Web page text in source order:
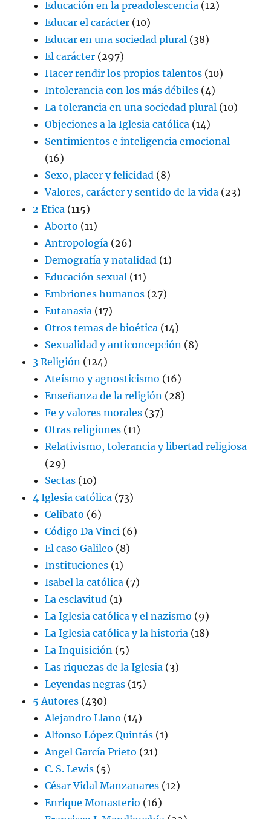
Educación en la preadolescencia (12)
Educar el carácter (10)
Educar en una sociedad plural (38)
El carácter (297)
Hacer rendir los propios talentos (10)
Intolerancia con los más débiles (4)
La tolerancia en una sociedad plural (10)
Objeciones a la Iglesia católica (14)
Sentimientos e inteligencia emocional
(16)
Sexo, placer y felicidad (8)
Valores, carácter y sentido de la vida (23)
2 Etica (115)
Aborto (11)
Antropología (26)
Demografía y natalidad (1)
Educación sexual (11)
Embriones humanos (27)
Eutanasia (17)
Otros temas de bioética (14)
Sexualidad y anticoncepción (8)
3 Religión (124)
Ateísmo y agnosticismo (16)
Enseñanza de la religión (28)
Fe y valores morales (37)
Otras religiones (11)
Relativismo, tolerancia y libertad religiosa
(29)
Sectas (10)
4 Iglesia católica (73)
Celibato (6)
Código Da Vinci (6)
El caso Galileo (8)
Instituciones (1)
Isabel la católica (7)
La esclavitud (1)
La Iglesia católica y el nazismo (9)
La Iglesia católica y la historia (18)
La Inquisición (5)
Las riquezas de la Iglesia (3)
Leyendas negras (15)
5 Autores (430)
Alejandro Llano (14)
Alfonso López Quintás (1)
Angel García Prieto (21)
C. S. Lewis (5)
César Vidal Manzanares (12)
Enrique Monasterio (16)